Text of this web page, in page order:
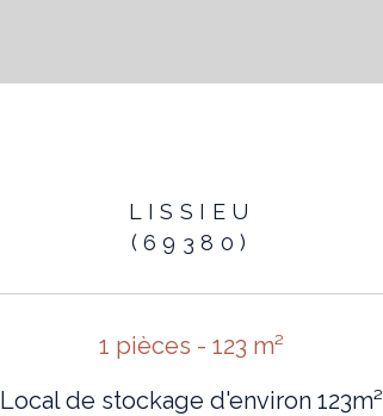
LISSIEU
(69380)
1 pièces - 123 m²
Local de stockage d'environ 123m²